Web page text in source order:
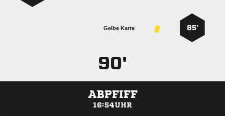
85’
Gelbe Karte
90'
ABPFIFF
16:54UHR